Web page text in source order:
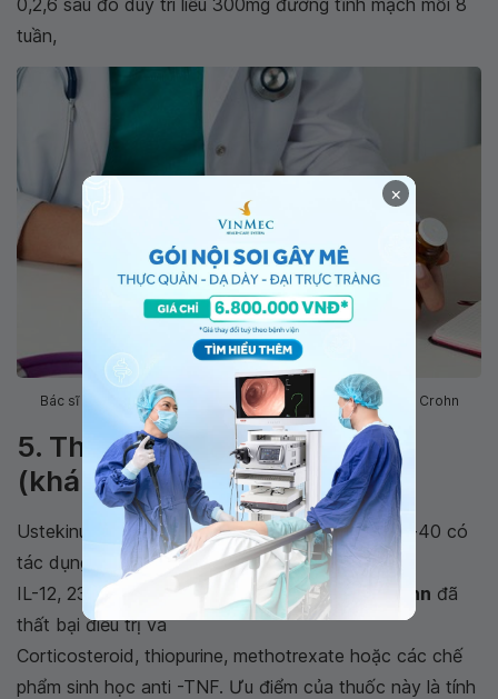
0,2,6 sau đó duy trì liều 300mg đường tĩnh mạch mỗi 8
tuần,
Bác sĩ cần lựa chọn phác đồ điều trị phù hợp với người bệnh Crohn
5. Thuốc tác động IL-12/23
(kháng thể anti-p40)
Ustekinumab là một thuốc mới, kháng thể anti p-40 có
tác dụng ức chế
IL-12, 23 và hiệu quả cho những bệnh nhân
Crohn đã
thất bại điều trị và
Corticosteroid, thiopurine, methotrexate hoặc các chế
phẩm sinh học anti -TNF. Ưu điểm của thuốc này là tính
×